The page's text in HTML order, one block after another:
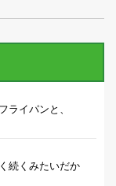
ライパンと、
続くみたいだか